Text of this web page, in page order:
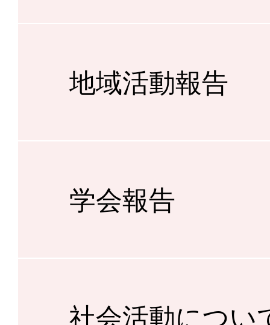
地域活動報告
学会報告
社会活動につい